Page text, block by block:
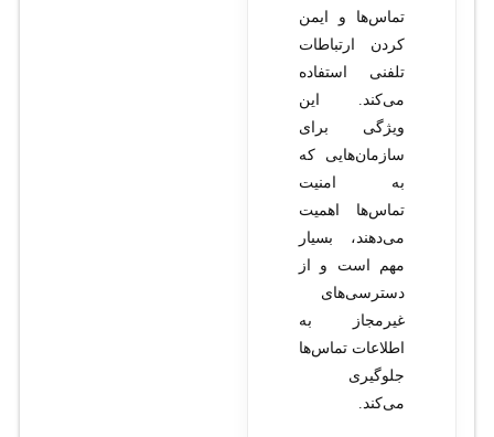
تماس‌ها و ایمن
کردن ارتباطات
تلفنی استفاده
می‌کند. این
ویژگی برای
سازمان‌هایی که
به امنیت
تماس‌ها اهمیت
می‌دهند، بسیار
مهم است و از
دسترسی‌های
غیرمجاز به
اطلاعات تماس‌ها
جلوگیری
می‌کند.